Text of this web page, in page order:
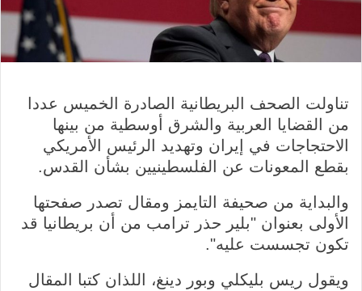
تناولت الصحف البريطانية الصادرة الخميس عددا
من القضايا العربية والشرق أوسطية من بينها
الاحتجاجات في إيران وتهديد الرئيس الأمريكي
بقطع المعونات عن الفلسطينيين بشأن القدس.
والبداية من صحيفة التايمز ومقال تصدر صفحتها
الأولى بعنوان "بلير حذر ترامب من أن بريطانيا قد
تكون تجسست عليه".
ويقول ريس بليكلي وبور دينغ، اللذان كتبا المقال